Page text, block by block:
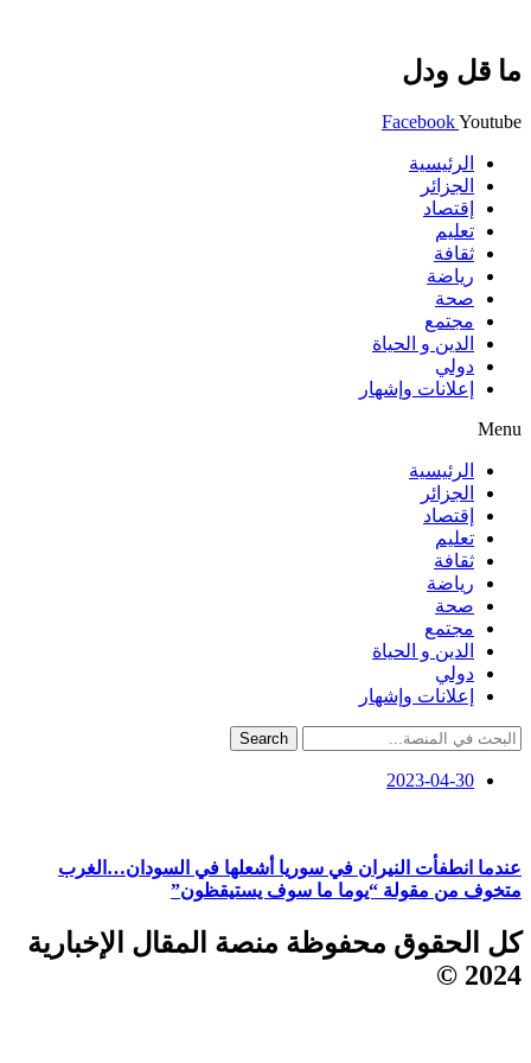
ما قل ودل
FacebookYoutube
الرئيسية
الجزائر
إقتصاد
تعليم
ثقافة
رياضة
صحة
مجتمع
الدين و الحياة
دولي
إعلانات وإشهار
Menu
الرئيسية
الجزائر
إقتصاد
تعليم
ثقافة
رياضة
صحة
مجتمع
الدين و الحياة
دولي
إعلانات وإشهار
Search
2023-04-30
عندما انطفأت النيران في سوريا أشعلها في السودان…الغرب
متخوف من مقولة “يوما ما سوف يستيقظون”
كل الحقوق محفوظة منصة المقال الإخبارية
2024 ©